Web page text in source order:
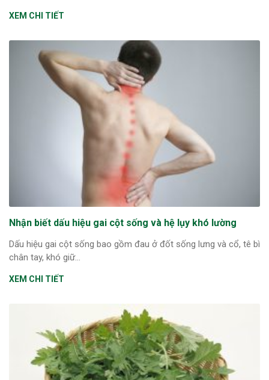
XEM CHI TIẾT
Nhận biết dấu hiệu gai cột sống và hệ lụy khó lường
Dấu hiệu gai cột sống bao gồm đau ở đốt sống lưng và cổ, tê bì
chân tay, khó giữ...
XEM CHI TIẾT